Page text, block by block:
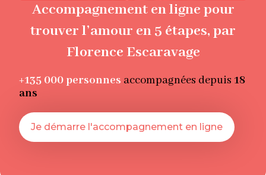
Accompagnement en ligne pour
trouver l’amour en 5 étapes, par
Florence Escaravage
+135 000 personnes accompagnées depuis 18
ans
Je démarre l'accompagnement en ligne